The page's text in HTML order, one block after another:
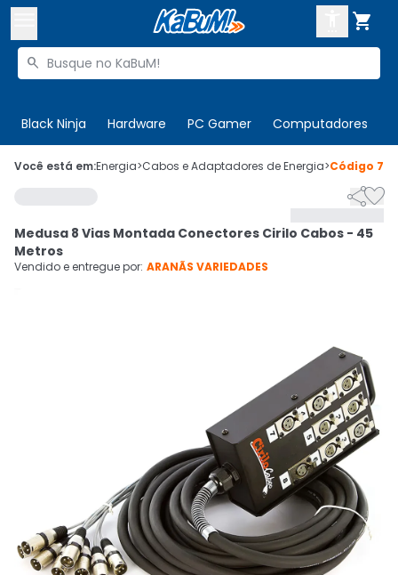

Buscar produtos

Black Ninja Hardware PC Gamer Computadores
 Olá. Acesse sua conta
Cupons
CADASTRE-SE
Você está em:Energia>Cabos e Adaptadores de Energia>Código

Medusa 8 Vias Montada Conectores Cirilo Cabos - 45
Metros
Vendido e entregue por: ARANÃS VARIEDADES